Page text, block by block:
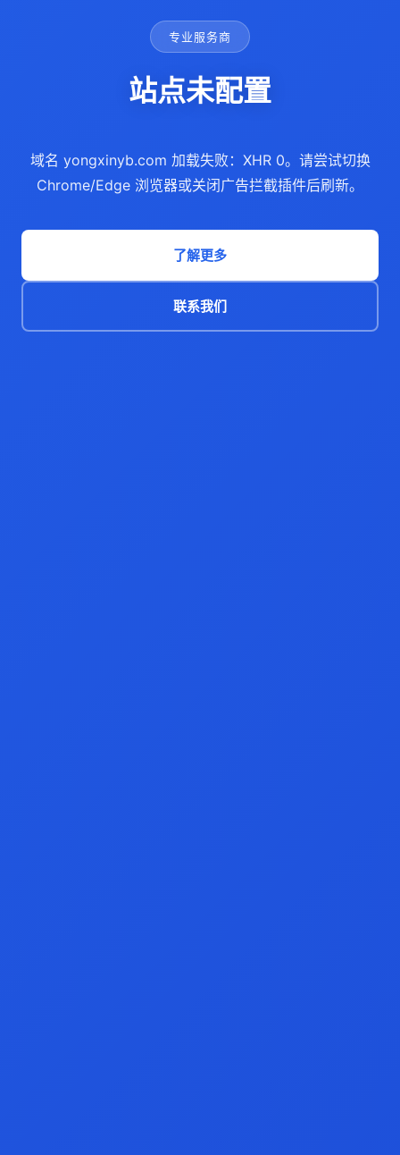
专业服务商
站点未配置
域名 yongxinyb.com 加载失败：XHR 0。请尝试切换
Chrome/Edge 浏览器或关闭广告拦截插件后刷新。
了解更多
联系我们